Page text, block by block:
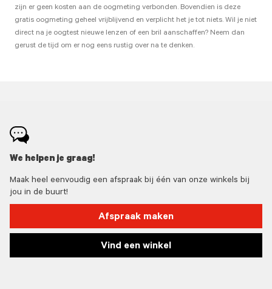
zijn er geen kosten aan de oogmeting verbonden. Bovendien is deze
gratis oogmeting geheel vrijblijvend en verplicht het je tot niets. Wil je niet
direct na je oogtest nieuwe lenzen of een bril aanschaffen? Neem dan
gerust de tijd om er nog eens rustig over na te denken.
We helpen je graag!
Maak heel eenvoudig een afspraak bij één van onze winkels bij
jou in de buurt!
Afspraak maken
Vind een winkel